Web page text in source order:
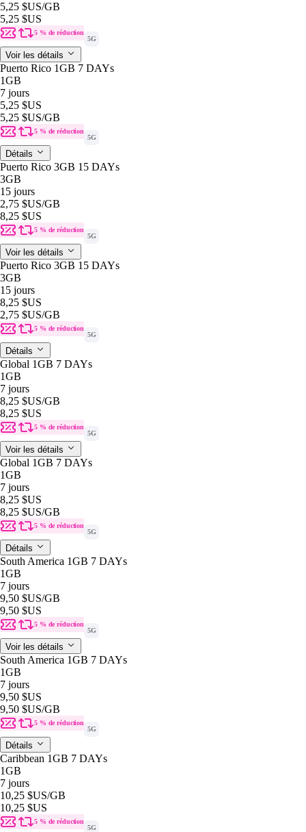
5,25 $US/GB
5,25 $US
5 % de réduction
5G
Voir les détails
Puerto Rico 1GB 7 DAYs
1GB
7 jours
5,25 $US
5,25 $US/GB
5 % de réduction
5G
Détails
Puerto Rico 3GB 15 DAYs
3GB
15 jours
2,75 $US/GB
8,25 $US
5 % de réduction
5G
Voir les détails
Puerto Rico 3GB 15 DAYs
3GB
15 jours
8,25 $US
2,75 $US/GB
5 % de réduction
5G
Détails
Global 1GB 7 DAYs
1GB
7 jours
8,25 $US/GB
8,25 $US
5 % de réduction
5G
Voir les détails
Global 1GB 7 DAYs
1GB
7 jours
8,25 $US
8,25 $US/GB
5 % de réduction
5G
Détails
South America 1GB 7 DAYs
1GB
7 jours
9,50 $US/GB
9,50 $US
5 % de réduction
5G
Voir les détails
South America 1GB 7 DAYs
1GB
7 jours
9,50 $US
9,50 $US/GB
5 % de réduction
5G
Détails
Caribbean 1GB 7 DAYs
1GB
7 jours
10,25 $US/GB
10,25 $US
5 % de réduction
5G